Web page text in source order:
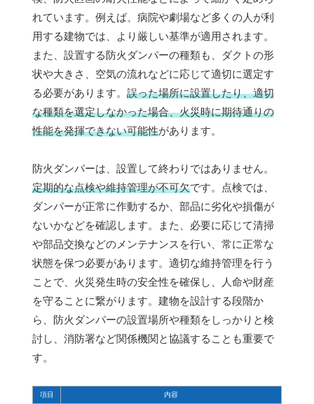
れています。例えば、病院や劇場など多くの人が利
用する建物では、より厳しい基準が適用されます。
また、設置する防火ダンパーの種類も、ダクトの形
状や大きさ、空気の流れなどに応じて適切に選定す
る必要があります。 誤った場所に設置したり、適切
な種類を選定しなかった場合、火災時に期待通りの
性能を発揮できない可能性があります。
防火ダンパーは、設置して終わりではありません。
定期的な点検や維持管理が不可欠です。点検では、
ダンパーが正常に作動するか、部品に劣化や損傷が
ないかなどを確認します。また、必要に応じて清掃
や部品交換などのメンテナンスを行い、常に正常な
状態を保つ必要があります。適切な維持管理を行う
ことで、火災発生時の安全性を確保し、人命や財産
を守ることに繋がります。建物を設計する段階か
ら、防火ダンパーの設置場所や種類をしっかりと検
討し、消防署など関係機関と協議することも重要で
す。
項目 内容